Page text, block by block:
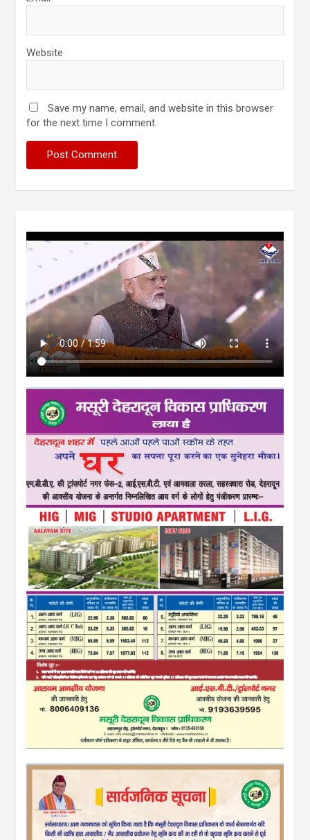
Website
Save my name, email, and website in this browser
for the next time I comment.